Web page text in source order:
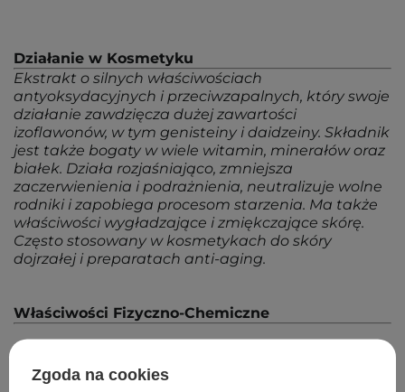
Działanie w Kosmetyku
Ekstrakt o silnych właściwościach
antyoksydacyjnych i przeciwzapalnych, który swoje
działanie zawdzięcza dużej zawartości
izoflawonów, w tym genisteiny i daidzeiny. Składnik
jest także bogaty w wiele witamin, minerałów oraz
białek. Działa rozjaśniająco, zmniejsza
zaczerwienienia i podrażnienia, neutralizuje wolne
rodniki i zapobiega procesom starzenia. Ma także
właściwości wygładzające i zmiękczające skórę.
Często stosowany w kosmetykach do skóry
dojrzałej i preparatach anti-aging.
Właściwości Fizyczno-Chemiczne
barwa żółta
rozpuszczalny w wodzie
Zgoda na cookies